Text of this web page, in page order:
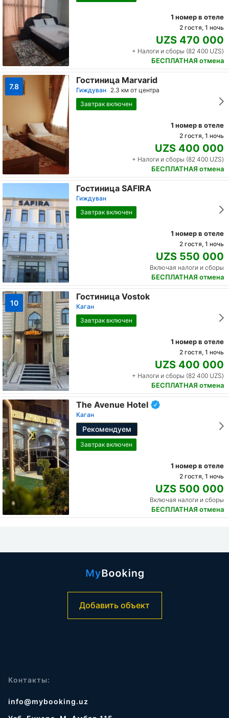
1 номер в отеле
2 гостя, 1 ночь
UZS 470 000
+ Налоги и сборы (82 400 UZS)
БЕСПЛАТНАЯ отмена
7.8
Гостиница Marvarid
Гиждуван 2.3 км от центра
Завтрак включен
1 номер в отеле
2 гостя, 1 ночь
UZS 400 000
+ Налоги и сборы (82 400 UZS)
БЕСПЛАТНАЯ отмена
Гостиница SAFIRA
Гиждуван
Завтрак включен
1 номер в отеле
2 гостя, 1 ночь
UZS 550 000
Включая налоги и сборы
БЕСПЛАТНАЯ отмена
10
Гостиница Vostok
Каган
Завтрак включен
1 номер в отеле
2 гостя, 1 ночь
UZS 400 000
+ Налоги и сборы (82 400 UZS)
БЕСПЛАТНАЯ отмена
The Avenue Hotel
Каган
Рекомендуем
Завтрак включен
1 номер в отеле
2 гостя, 1 ночь
UZS 500 000
Включая налоги и сборы
БЕСПЛАТНАЯ отмена
Добавить объект
Контакты:
info@mybooking.uz